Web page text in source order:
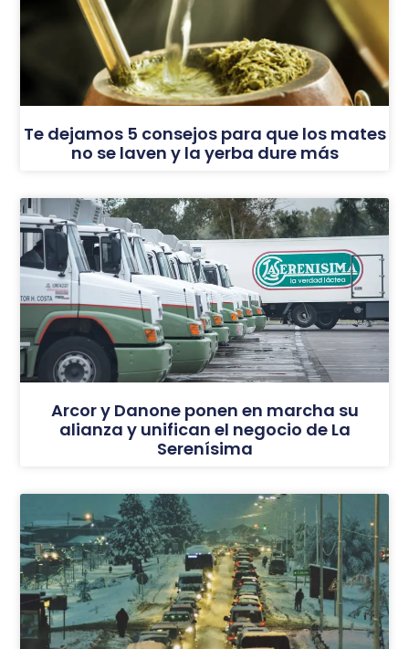
Te dejamos 5 consejos para que los mates
no se laven y la yerba dure más
Arcor y Danone ponen en marcha su
alianza y unifican el negocio de La
Serenísima